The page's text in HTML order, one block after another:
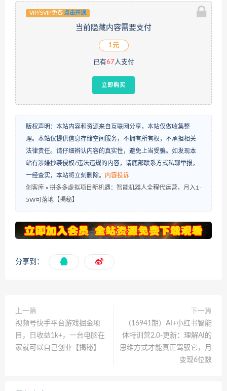
VIP/SVIP免费 点击开通
当前隐藏内容需要支付
1元
已有67 人支付
立即购买
版权声明：本站内容和资源来自互联网分享，本站仅做收集整
理。本站仅提供信息存储空间服务，不拥有所有权，不承担相关
法律责任。请仔细辨认内容的真实性，避免上当受骗。如发现本
站有涉嫌抄袭侵权/违法违规的内容，请底部联系方式私聊举报，
一经查实，本站将立刻删除。 内容投诉
创客库 » 拼多多虚拟项目新机遇：智能机器人全程代运营，月入1-
5W可落地【揭秘】
分享到：
上一篇
视频号快手平台游戏掘金项
目，日收益1k+，一台电脑在
家就可以自己创业【揭秘】
下一篇
（16941期）AI+小红书智能
体特训营2.0-更新：理解AI的
思维方式才能真正驾驭它，月
变现6位数